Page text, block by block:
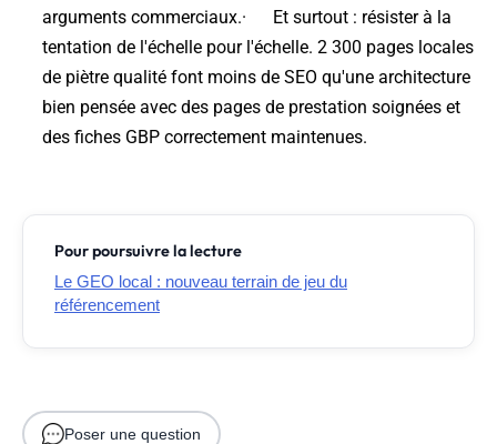
arguments commerciaux.· Et surtout : résister à la
tentation de l'échelle pour l'échelle. 2 300 pages locales
de piètre qualité font moins de SEO qu'une architecture
bien pensée avec des pages de prestation soignées et
des fiches GBP correctement maintenues.
Pour poursuivre la lecture
Le GEO local : nouveau terrain de jeu du
référencement
Poser une question